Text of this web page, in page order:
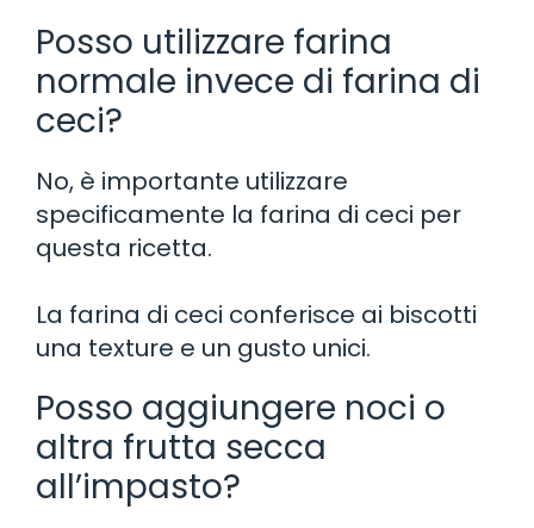
Posso utilizzare farina
normale invece di farina di
ceci?
No, è importante utilizzare
specificamente la farina di ceci per
questa ricetta.
La farina di ceci conferisce ai biscotti
una texture e un gusto unici.
Posso aggiungere noci o
altra frutta secca
all’impasto?